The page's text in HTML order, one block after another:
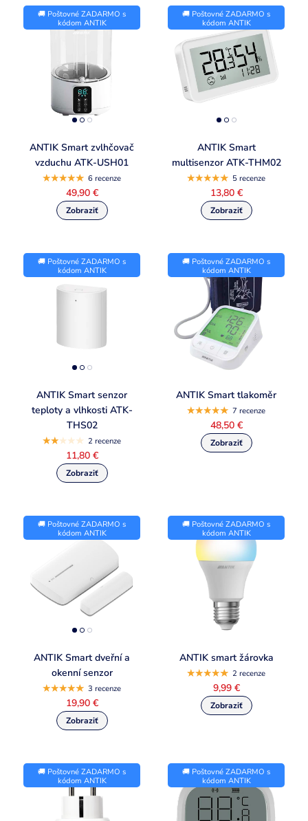
🚚 Poštovné ZADARMO s
kódom ANTIK
ANTIK Smart zvlhčovač
vzduchu ATK-USH01
6 recenze
49,90 €
🚚 Poštovné ZADARMO s
kódom ANTIK
ANTIK Smart
multisenzor ATK-THM02
5 recenze
13,80 €
🚚 Poštovné ZADARMO s
kódom ANTIK
ANTIK Smart senzor
teploty a vlhkosti ATK-
THS02
2 recenze
11,80 €
🚚 Poštovné ZADARMO s
kódom ANTIK
ANTIK Smart tlakoměr
7 recenze
48,50 €
🚚 Poštovné ZADARMO s
kódom ANTIK
ANTIK Smart dveřní a
okenní senzor
3 recenze
19,90 €
🚚 Poštovné ZADARMO s
kódom ANTIK
ANTIK smart žárovka
2 recenze
9,99 €
🚚 Poštovné ZADARMO s
kódom ANTIK
🚚 Poštovné ZADARMO s
kódom ANTIK